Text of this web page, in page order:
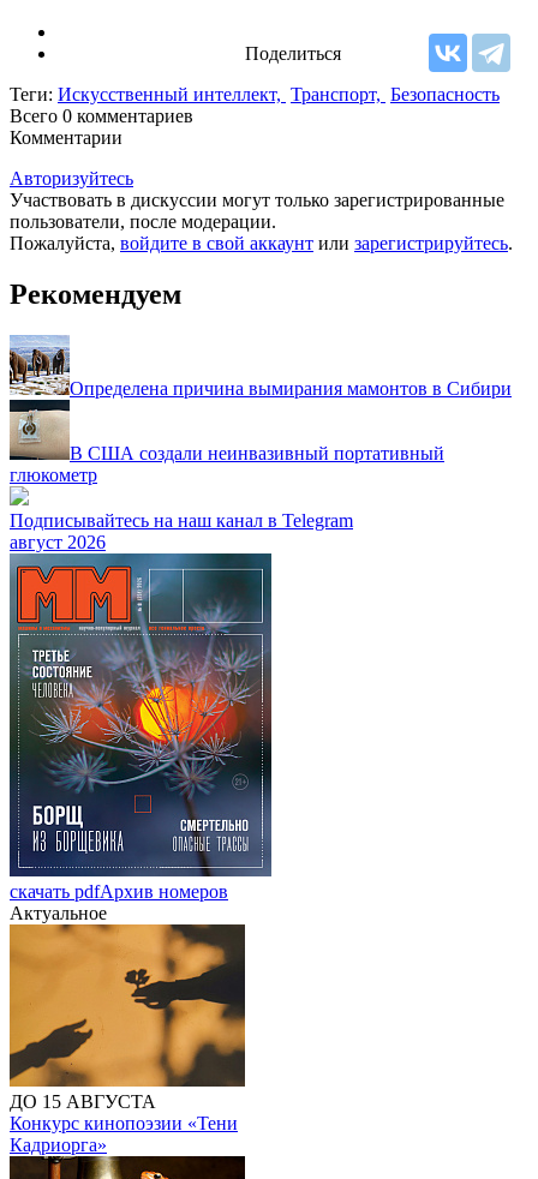
Поделиться
Теги: Искусственный интеллект, Транспорт, Безопасность
Всего 0 комментариев
Комментарии
Авторизуйтесь
Участвовать в дискуссии могут только зарегистрированные
пользователи, после модерации.
Пожалуйста, войдите в свой аккаунт или зарегистрируйтесь.
Рекомендуем
Определена причина вымирания мамонтов в Сибири
В США создали неинвазивный портативный
глюкометр
Подписывайтесь на наш канал в Telegram
август 2026
скачать pdfАрхив номеров
Актуальное
ДО 15 АВГУСТА
Конкурс кинопоэзии «Тени
Кадриорга»